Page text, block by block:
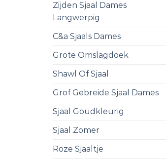
Zijden Sjaal Dames
Langwerpig
C&a Sjaals Dames
Grote Omslagdoek
Shawl Of Sjaal
Grof Gebreide Sjaal Dames
Sjaal Goudkleurig
Sjaal Zomer
Roze Sjaaltje